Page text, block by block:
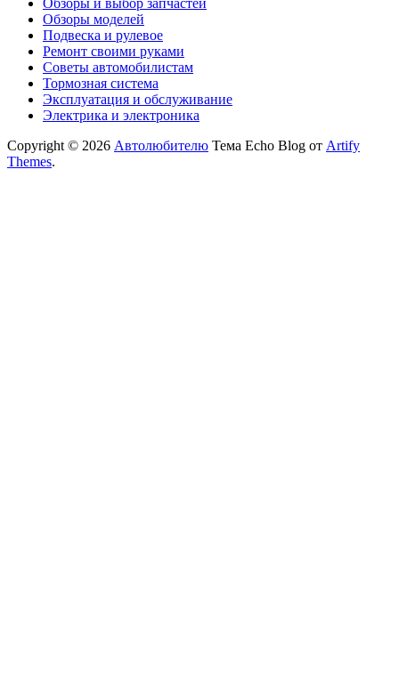
Обзоры и выбор запчастей
Обзоры моделей
Подвеска и рулевое
Ремонт своими руками
Советы автомобилистам
Тормозная система
Эксплуатация и обслуживание
Электрика и электроника
Copyright © 2026 Автолюбителю Тема Echo Blog от Artify
Themes.